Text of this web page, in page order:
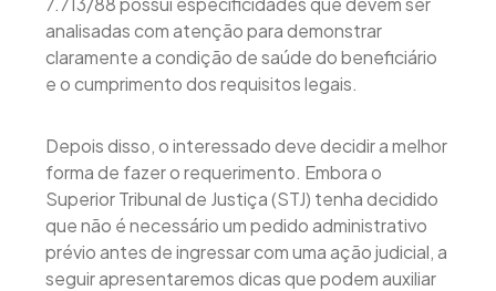
analisadas com atenção para demonstrar
claramente a condição de saúde do beneficiário
e o cumprimento dos requisitos legais.
Depois disso, o interessado deve decidir a melhor
forma de fazer o requerimento. Embora o
Superior Tribunal de Justiça (STJ) tenha decidido
que não é necessário um pedido administrativo
prévio antes de ingressar com uma ação judicial, a
seguir apresentaremos dicas que podem auxiliar